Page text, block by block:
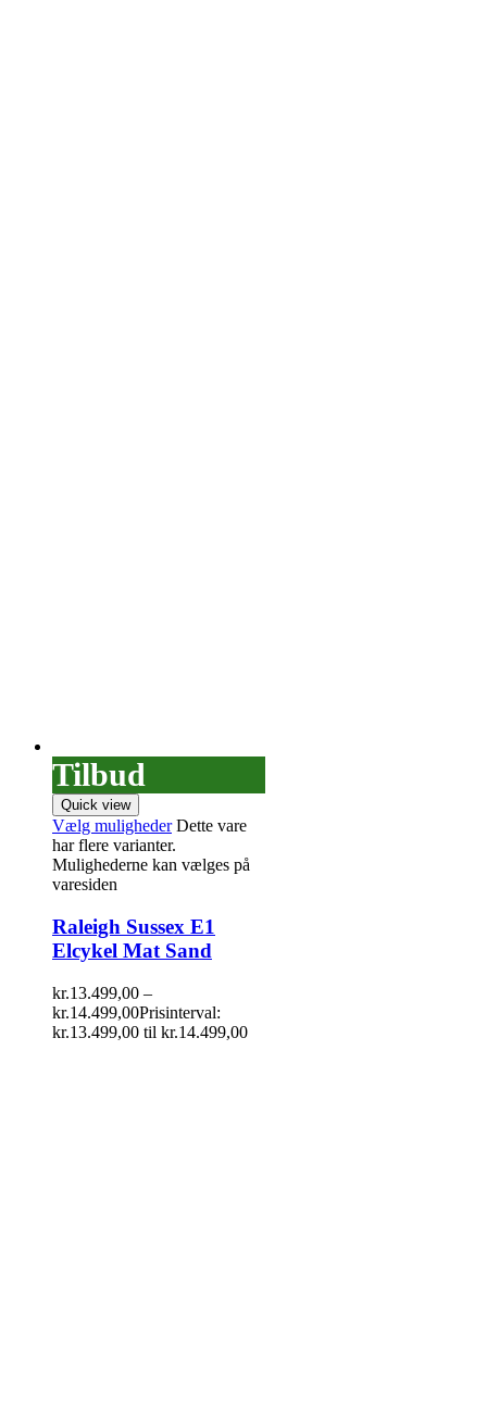
Tilbud
Quick view
Vælg muligheder Dette vare
har flere varianter.
Mulighederne kan vælges på
varesiden
Raleigh Sussex E1
Elcykel Mat Sand
kr.13.499,00 –
kr.14.499,00Prisinterval:
kr.13.499,00 til kr.14.499,00